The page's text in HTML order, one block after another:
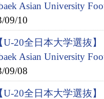
Asian University
09/10
U-20全日本大学選抜
Asian University
09/08
U-20全日本大学選抜